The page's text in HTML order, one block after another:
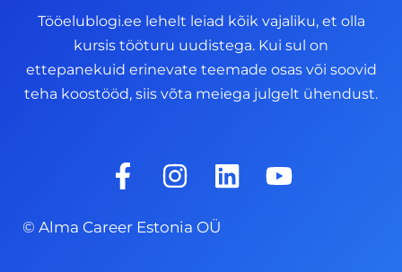
Tööelublogi.ee lehelt leiad kõik vajaliku, et olla
kursis tööturu uudistega. Kui sul on
ettepanekuid erinevate teemade osas või soovid
teha koostööd, siis võta meiega julgelt ühendust.
F
a
e
I
n
s
t
L
i
Y
o
© Alma Career Estonia OÜ